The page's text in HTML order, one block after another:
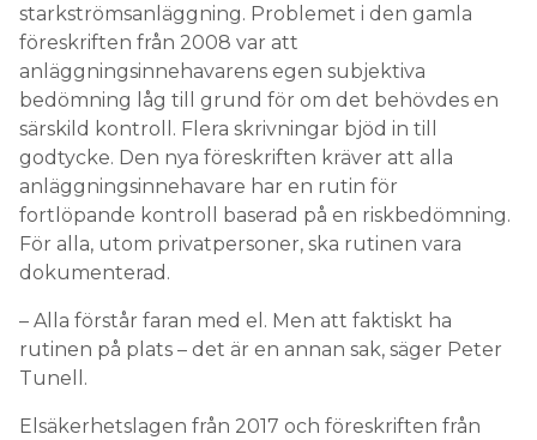
starkströmsanläggning. Problemet i den gamla
föreskriften från 2008 var att
anläggningsinnehavarens egen subjektiva
bedömning låg till grund för om det behövdes en
särskild kontroll. Flera skrivningar bjöd in till
godtycke. Den nya föreskriften kräver att alla
anläggningsinnehavare har en rutin för
fortlöpande kontroll baserad på en riskbedömning.
För alla, utom privatpersoner, ska rutinen vara
dokumenterad.
– Alla förstår faran med el. Men att faktiskt ha
rutinen på plats – det är en annan sak, säger Peter
Tunell.
Elsäkerhetslagen från 2017 och föreskriften från